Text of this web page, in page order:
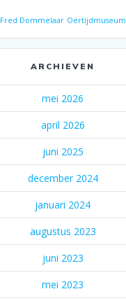
Fred Dommelaar Oertijdmuseum
ARCHIEVEN
mei 2026
april 2026
juni 2025
december 2024
januari 2024
augustus 2023
juni 2023
mei 2023